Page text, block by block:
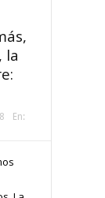
la
En: